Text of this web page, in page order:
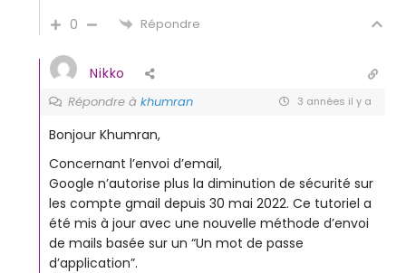
0
Répondre
Nikko
Répondre àkhumran 3 années il y a
Bonjour Khumran,
Concernant l’envoi d’email,
Google n’autorise plus la diminution de sécurité sur
les compte gmail depuis 30 mai 2022. Ce tutoriel a
été mis à jour avec une nouvelle méthode d’envoi
de mails basée sur un “Un mot de passe
d’application”.